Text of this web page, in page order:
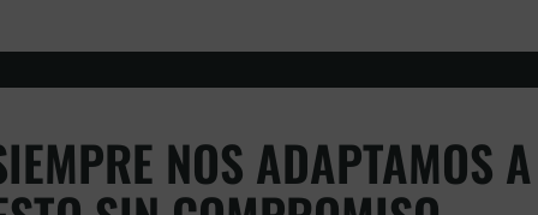
NOS ADAPTAMOS